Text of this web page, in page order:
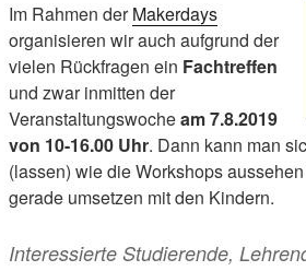
Im Rahmen derMakerdays
organisieren wir auch aufgrund der
vielen Rückfragen ein Fachtreffen
und zwar inmitten der
Veranstaltungswocheam 7.8.2019
von 10-16.00 Uhr. Dann kann man
(lassen) wie die Workshops
gerade umsetzen mit den Kindern.
Interessierte Studierende,